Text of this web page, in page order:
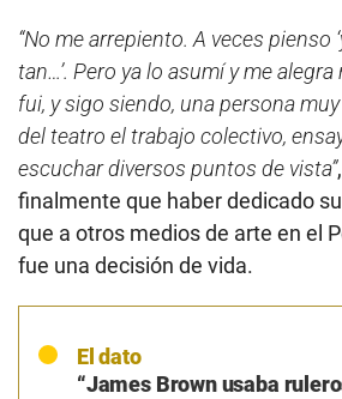
“No me arrepiento. A veces pienso
tan…’. Pero ya lo asumí y me
fui, y sigo siendo, una persona
del teatro el trabajo colectivo,
escuchar diversos puntos de vista”
finalmente que haber dedicado
que a otros medios de arte en el
fue una decisión de vida.
El dato
“James Brown usaba